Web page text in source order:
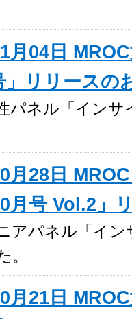
月04日
」リリースの
パネル「イン
月28日
月号 Vol.2」
アパネル「イ
。
月21日